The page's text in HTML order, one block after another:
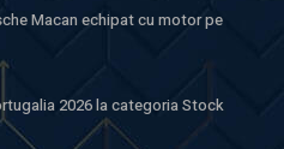
Macan echipat cu motor pe
2026 la categoria Stock